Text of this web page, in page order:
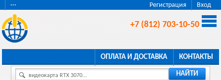
Регистрация Вход
···
+7 (812) 703-10-50
ОПЛАТА И ДОСТАВКА КОНТАКТЫ
видеокарта RTX 3070... НАЙТИ